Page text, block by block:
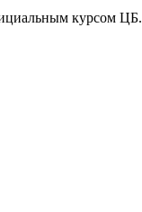
курсом ЦБ.